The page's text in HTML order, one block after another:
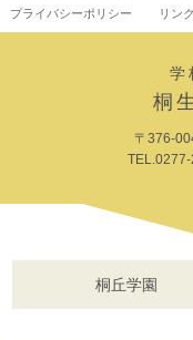
プライバシーポリシー リンク
学
桐
〒376-
桐丘学園